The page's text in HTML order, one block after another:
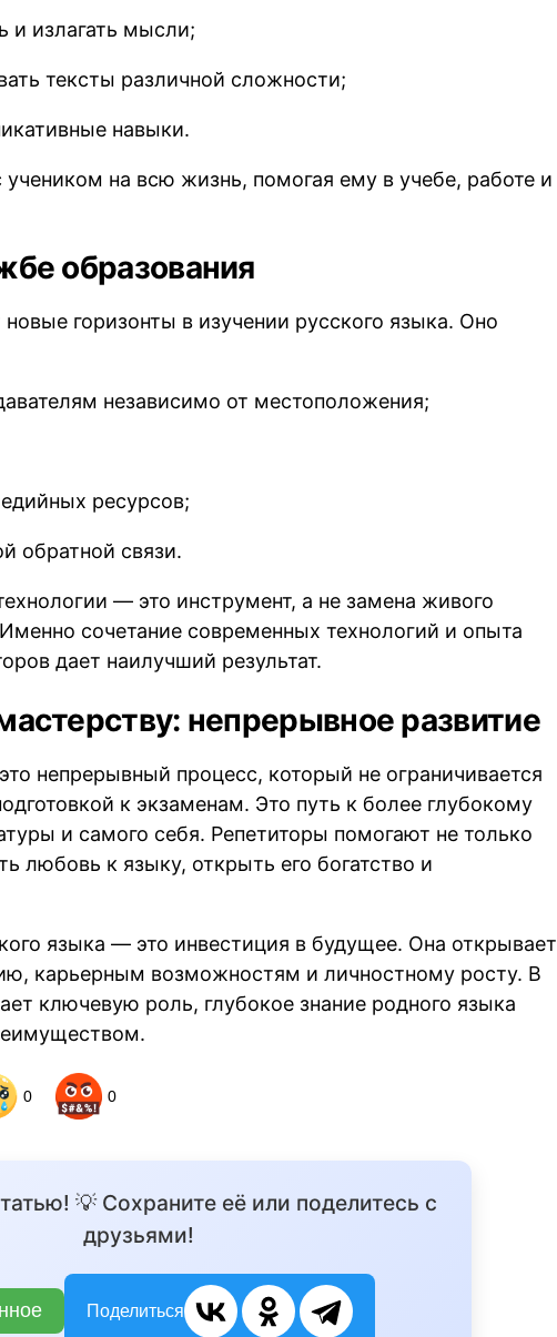
и излагать мысли;
тексты различной сложности;
навыки.
на всю жизнь, помогая ему в учебе, работе и
образования
горизонты в изучении русского языка. Оно
независимо от местоположения;
ресурсов;
обратной связи.
— это инструмент, а не замена живого
сочетание современных технологий и опыта
дает наилучший результат.
непрерывное развитие
непрерывный процесс, который не ограничивается
к экзаменам. Это путь к более глубокому
и самого себя. Репетиторы помогают не только
любовь к языку, открыть его богатство и
языка — это инвестиция в будущее. Она открывает
карьерным возможностям и личностному росту. В
ключевую роль, глубокое знание родного языка
0 0
💡 Сохраните её или поделитесь с
друзьями!
Поделиться